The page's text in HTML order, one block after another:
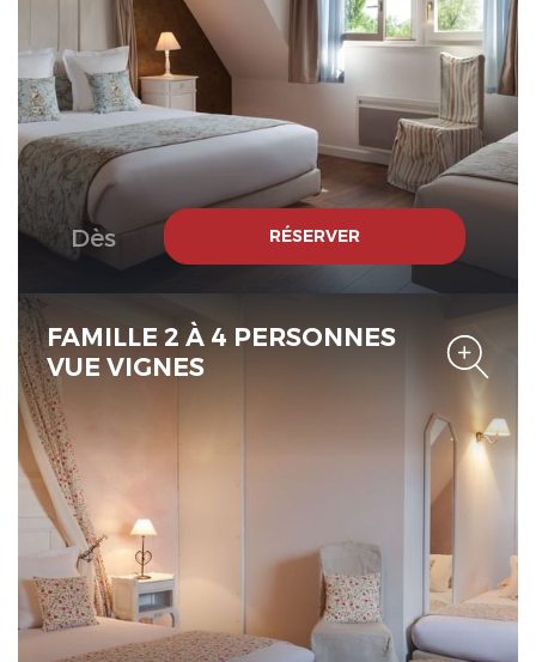
Dès RÉSERVER
FAMILLE 2 À 4 PERSONNES
VUE VIGNES
Le Verger des Châteaux, The
Originals Relais
Originals Relais